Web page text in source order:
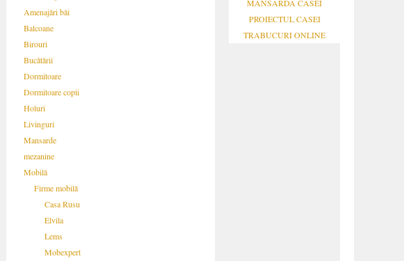
Amenajări băi
Balcoane
Birouri
Bucătării
Dormitoare
Dormitoare copii
Holuri
Livinguri
Mansarde
mezanine
Mobilă
Firme mobilă
Casa Rusu
Elvila
Lems
Mobexpert
MANSARDA CASEI
PROIECTUL CASEI
TRABUCURI ONLINE